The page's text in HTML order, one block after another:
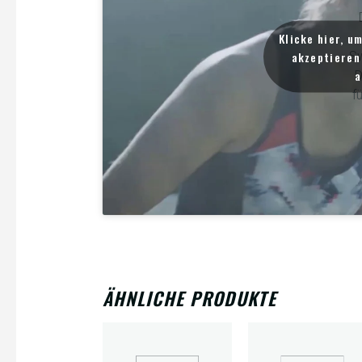
Klicke hier,
ÄHNLICHE PRODUKTE